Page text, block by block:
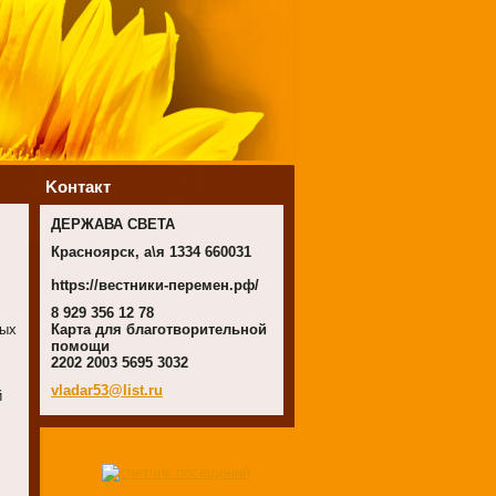
Koнтакт
ДЕРЖАВА СВЕТА
Красноярск, а\я 1334 660031
https://вестники-перемен.рф/
8 929 356 12 78
Карта для благотворительной
помощи
2202 2003 5695 3032
vladar53@list.ru